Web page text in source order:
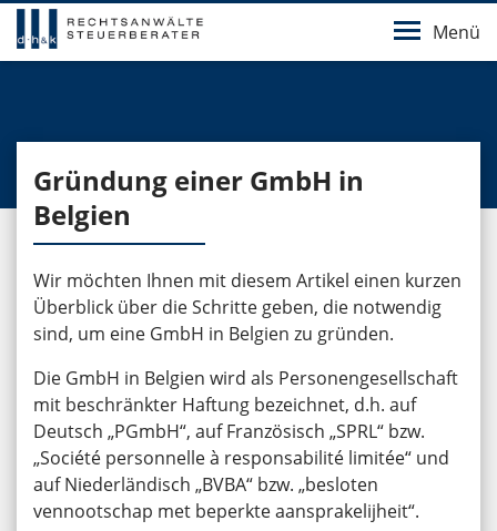
Menü
Gründung einer GmbH in
Belgien
Wir möchten Ihnen mit diesem Artikel einen kurzen
Überblick über die Schritte geben, die notwendig
sind, um eine GmbH in Belgien zu gründen.
Die GmbH in Belgien wird als Personengesellschaft
mit beschränkter Haftung bezeichnet, d.h. auf
Deutsch „PGmbH“, auf Französisch „SPRL“ bzw.
„Société personnelle à responsabilité limitée“ und
auf Niederländisch „BVBA“ bzw. „besloten
vennootschap met beperkte aansprakelijheit“.